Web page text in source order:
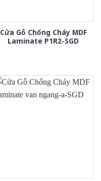
Cửa Gỗ Chống Cháy MDF
Laminate P1R2-SGD